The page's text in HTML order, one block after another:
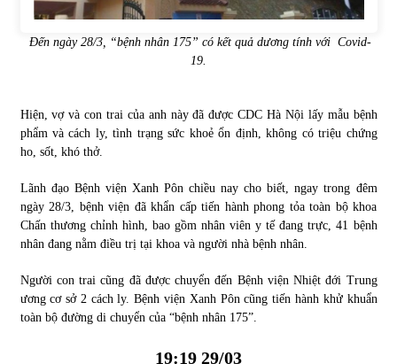
Chứng khoán ngày 12/10/2021: Top 10 cổ phiếu nổi bật
13/10/2021
Đến ngày 28/3, “bệnh nhân 175” có kết quả dương tính với Covid-
19.
Hiện, vợ và con trai của anh này đã được CDC Hà Nội lấy mẫu bệnh
phẩm và cách ly, tình trạng sức khoẻ ổn định, không có triệu chứng
ho, sốt, khó thở.
Lãnh đạo Bệnh viện Xanh Pôn chiều nay cho biết, ngay trong đêm
ngày 28/3, bệnh viện đã khẩn cấp tiến hành phong tỏa toàn bộ khoa
Chấn thương chỉnh hình, bao gồm nhân viên y tế đang trực, 41 bệnh
nhân đang nằm điều trị tại khoa và người nhà bệnh nhân.
Người con trai cũng đã được chuyển đến Bệnh viện Nhiệt đới Trung
ương cơ sở 2 cách ly. Bệnh viện Xanh Pôn cũng tiến hành khử khuẩn
toàn bộ đường di chuyển của “bệnh nhân 175”.
19:19 29/03